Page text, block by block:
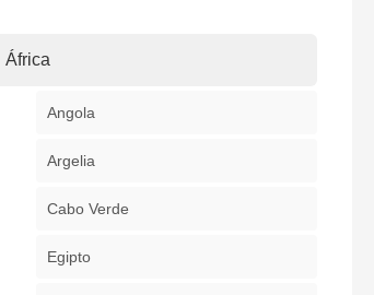
África
Angola
Argelia
Cabo Verde
Egipto